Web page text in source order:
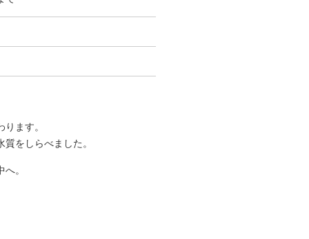
ます。
をしらべました。
。